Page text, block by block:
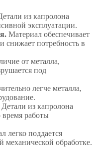
из капролона
эксплуатации.
Материал обеспечивает
снижает потребность в
от металла,
под
легче металла,
Детали из капролона
работы
легко поддается
механической обработке.